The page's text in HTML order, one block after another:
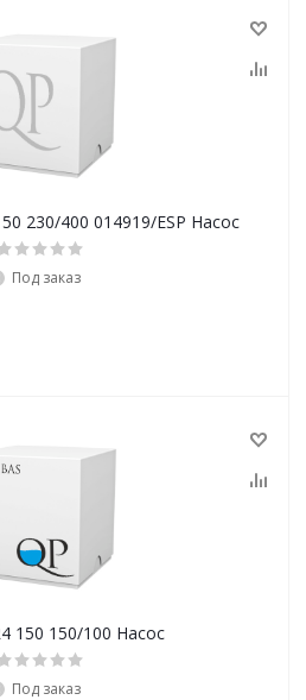
50 230/400 014919/ESP Насос
Под заказ
150 150/100 Насос
Под заказ